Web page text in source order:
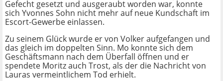
Gefecht gesetzt und ausgeraubt worden war, konnte
sich Yvonnes Sohn nicht mehr auf neue Kundschaft im
Escort-Gewerbe einlassen.
Zu seinem Glück wurde er von Volker aufgefangen und
das gleich im doppelten Sinn. Mo konnte sich dem
Geschäftsmann nach dem Überfall öffnen und er
spendete Moritz auch Trost, als der die Nachricht von
Lauras vermeintlichem Tod erhielt.